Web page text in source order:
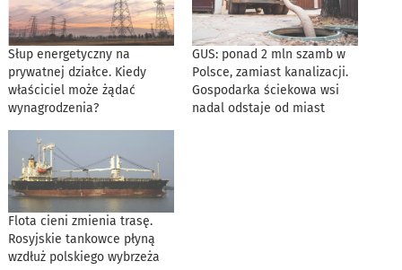
Słup energetyczny na
prywatnej działce. Kiedy
właściciel może żądać
wynagrodzenia?
GUS: ponad 2 mln szamb w
Polsce, zamiast kanalizacji.
Gospodarka ściekowa wsi
nadal odstaje od miast
Flota cieni zmienia trasę.
Rosyjskie tankowce płyną
wzdłuż polskiego wybrzeża